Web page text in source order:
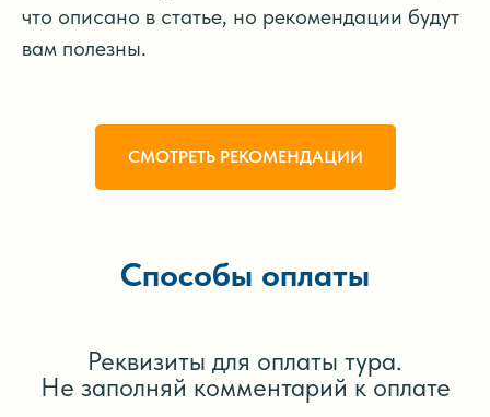
что описано в статье, но рекомендации будут
вам полезны.
СМОТРЕТЬ РЕКОМЕНДАЦИИ
Способы оплаты
Реквизиты для оплаты тура.
Не заполняй комментарий к оплате